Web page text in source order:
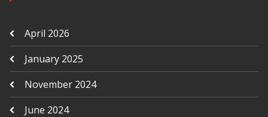
April 2026
January 2025
November 2024
June 2024